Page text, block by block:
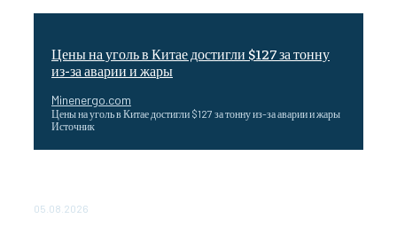
Цены на уголь в Китае достигли $127 за тонну
из-за аварии и жары
Minenergo.com
Цены на уголь в Китае достигли $127 за тонну из-за аварии и жары
Источник
05.08.2026